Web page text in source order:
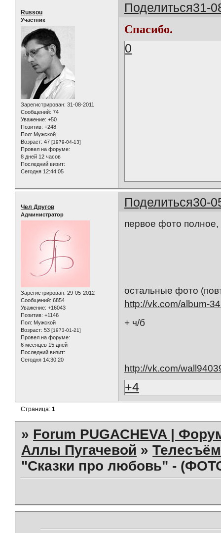
Поделиться31-
Russou
Участник
Зарегистрирован: 31-08-2011
Сообщений: 74
Уважение: +50
Позитив: +248
Пол: Мужской
Возраст: 47 [1979-04-13]
Провел на форуме:
8 дней 12 часов
Последний визит:
Сегодня 12:44:05
Спасибо.
0
Поделиться30-
Чел Другов
Администратор
Зарегистрирован: 29-05-2012
Сообщений: 6854
Уважение: +16043
Позитив: +1146
Пол: Мужской
Возраст: 53 [1973-01-21]
Провел на форуме:
6 месяцев 15 дней
Последний визит:
Сегодня 14:30:20
первое фото полное,
остальные фото
http://vk.com/album-
+ ч/б
http://vk.com/
+4
Страница:1
» Forum PUGACHEVA |
Аллы Пугачевой »
"Сказки про любовь" -